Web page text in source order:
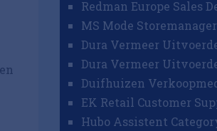
MS Mode Storemanager